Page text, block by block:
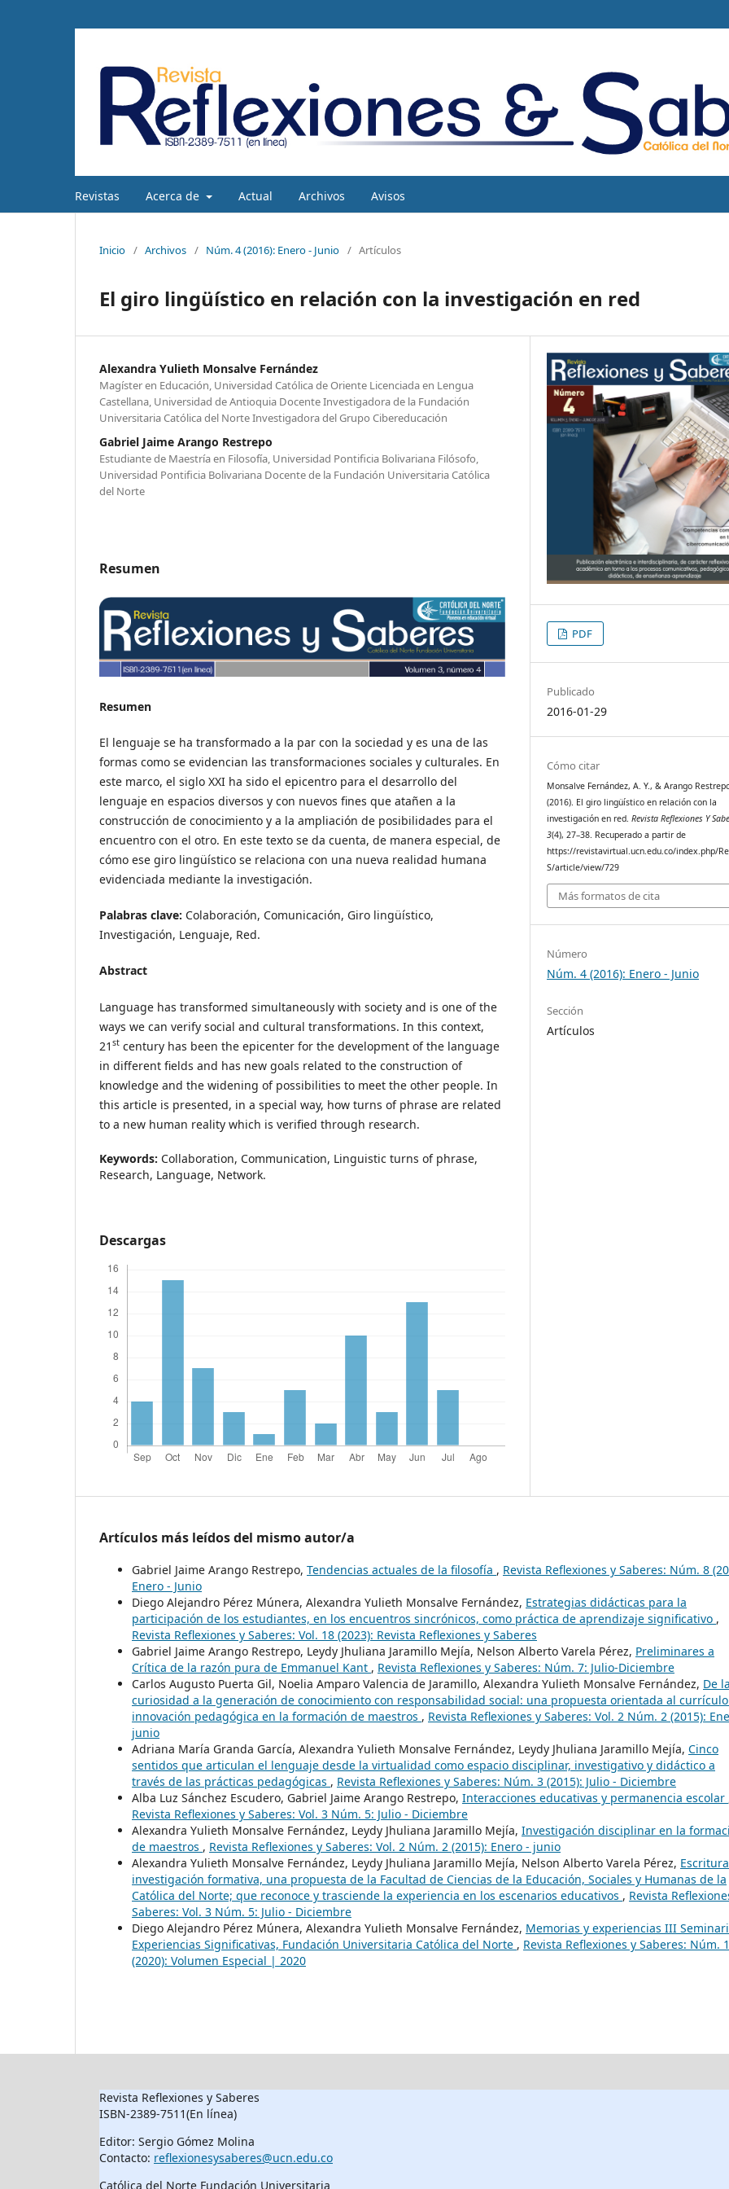
Revistas Acerca de Actual Archivos Avisos
Inicio / Archivos / Núm. 4 (2016): Enero - Junio / Artículos
El giro lingüístico en relación con la investigación en red
Alexandra Yulieth Monsalve Fernández
Magíster en Educación, Universidad Católica de Oriente Licenciada en Lengua
Castellana, Universidad de Antioquia Docente Investigadora de la Fundación
Universitaria Católica del Norte Investigadora del Grupo Cibereducación
Gabriel Jaime Arango Restrepo
Estudiante de Maestría en Filosofía, Universidad Pontificia Bolivariana Filósofo,
Universidad Pontificia Bolivariana Docente de la Fundación Universitaria Católica
del Norte
Resumen
Resumen
El lenguaje se ha transformado a la par con la sociedad y es una de las
formas como se evidencian las transformaciones sociales y culturales. En
este marco, el siglo XXI ha sido el epicentro para el desarrollo del
lenguaje en espacios diversos y con nuevos fines que atañen a la
construcción de conocimiento y a la ampliación de posibilidades para el
encuentro con el otro. En este texto se da cuenta, de manera especial, de
cómo ese giro lingüístico se relaciona con una nueva realidad humana
evidenciada mediante la investigación.
Palabras clave: Colaboración, Comunicación, Giro lingüístico,
Investigación, Lenguaje, Red.
Abstract
Language has transformed simultaneously with society and is one of the
ways we can verify social and cultural transformations. In this context,
21 st century has been the epicenter for the development of the language
in different fields and has new goals related to the construction of
knowledge and the widening of possibilities to meet the other people. In
this article is presented, in a special way, how turns of phrase are related
to a new human reality which is verified through research.
Keywords: Collaboration, Communication, Linguistic turns of phrase,
Research, Language, Network.
Descargas
PDF
Publicado
2016-01-29
Cómo citar
Monsalve Fernández, A. Y., & Arango
(2016). El giro lingüístico en relación con la
investigación en red.Revista Reflexiones Y
3(4), 27–38. Recuperado a partir de
https://revistavirtual.ucn.edu.co/index.php/
S/article/view/729
Más formatos de cita
Número
Núm. 4 (2016): Enero - Junio
Sección
Artículos
Artículos más leídos del mismo autor/a
Gabriel Jaime Arango Restrepo, Tendencias actuales de la filosofía , Revista Reflexiones y Saberes: Núm. 8
Enero - Junio
Diego Alejandro Pérez Múnera, Alexandra Yulieth Monsalve Fernández, Estrategias didácticas para la
participación de los estudiantes, en los encuentros sincrónicos, como práctica de aprendizaje significativo ,
Revista Reflexiones y Saberes: Vol. 18 (2023): Revista Reflexiones y Saberes
Gabriel Jaime Arango Restrepo, Leydy Jhuliana Jaramillo Mejía, Nelson Alberto Varela Pérez, Preliminares a
Crítica de la razón pura de Emmanuel Kant , Revista Reflexiones y Saberes: Núm. 7: Julio-Diciembre
Carlos Augusto Puerta Gil, Noelia Amparo Valencia de Jaramillo, Alexandra Yulieth Monsalve Fernández, De la
curiosidad a la generación de conocimiento con responsabilidad social: una propuesta orientada al
innovación pedagógica en la formación de maestros , Revista Reflexiones y Saberes: Vol. 2 Núm. 2 (2015):
junio
Adriana María Granda García, Alexandra Yulieth Monsalve Fernández, Leydy Jhuliana Jaramillo Mejía, Cinco
sentidos que articulan el lenguaje desde la virtualidad como espacio disciplinar, investigativo y didáctico a
través de las prácticas pedagógicas , Revista Reflexiones y Saberes: Núm. 3 (2015): Julio - Diciembre
Alba Luz Sánchez Escudero, Gabriel Jaime Arango Restrepo, Interacciones educativas y permanencia escolar
Revista Reflexiones y Saberes: Vol. 3 Núm. 5: Julio - Diciembre
Alexandra Yulieth Monsalve Fernández, Leydy Jhuliana Jaramillo Mejía, Investigación disciplinar en la
de maestros , Revista Reflexiones y Saberes: Vol. 2 Núm. 2 (2015): Enero - junio
Alexandra Yulieth Monsalve Fernández, Leydy Jhuliana Jaramillo Mejía, Nelson Alberto Varela Pérez,
investigación formativa, una propuesta de la Facultad de Ciencias de la Educación, Sociales y Humanas de la
Católica del Norte; que reconoce y trasciende la experiencia en los escenarios educativos , Revista
Saberes: Vol. 3 Núm. 5: Julio - Diciembre
Diego Alejandro Pérez Múnera, Alexandra Yulieth Monsalve Fernández, Memorias y experiencias III
Experiencias Significativas, Fundación Universitaria Católica del Norte , Revista Reflexiones y Saberes: Núm.
(2020): Volumen Especial | 2020
Revista Reflexiones y Saberes
ISBN-2389-7511(En línea)
Editor: Sergio Gómez Molina
Contacto: reflexionesysaberes@ucn.edu.co
Católica del Norte Fundación Universitaria